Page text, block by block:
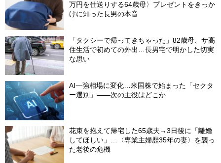
万円を仕送りする64歳母〉プレゼントをきっか
けに知った長男の本音
「タクシーで帰ってきちゃった」82歳母、サ高
住生活で初めての外出…長男宅で明かした切実
な思い
AI一強相場に変化…米国株で始まった「セクタ
ー選別」――次の主役はどこか
花束を抱えて帰宅した65歳夫→3日後に「離婚
してほしい」…〈専業主婦歴35年の妻〉を襲っ
た老後の危機